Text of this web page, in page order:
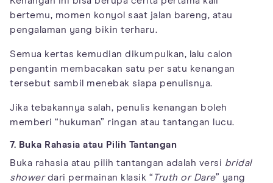
bertemu, momen konyol saat jalan bareng, atau
pengalaman yang bikin terharu.
Semua kertas kemudian dikumpulkan, lalu calon
pengantin membacakan satu per satu kenangan
tersebut sambil menebak siapa penulisnya.
Jika tebakannya salah, penulis kenangan boleh
memberi “hukuman” ringan atau tantangan lucu.
7. Buka Rahasia atau Pilih Tantangan
Buka rahasia atau pilih tantangan adalah versi bridal
showerdari permainan klasik “ Truth or Dare” yang